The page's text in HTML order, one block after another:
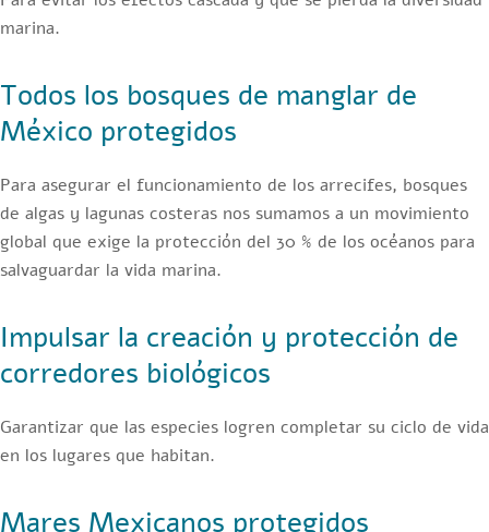
marina.
Todos los bosques de manglar de
México protegidos
Para asegurar el funcionamiento de los arrecifes, bosques
de algas y lagunas costeras nos sumamos a un movimiento
global que exige la protección del 30 % de los océanos para
salvaguardar la vida marina.
Impulsar la creación y protección de
corredores biológicos
Garantizar que las especies logren completar su ciclo de vida
en los lugares que habitan.
Mares Mexicanos protegidos